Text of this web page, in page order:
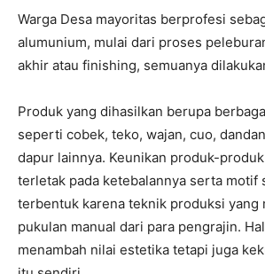
Warga Desa mayoritas berprofesi
alumunium, mulai dari proses
akhir atau finishing, semuanya
Produk yang dihasilkan berupa
seperti cobek, teko, wajan, cuo,
dapur lainnya. Keunikan produk-
terletak pada ketebalannya serta motif
terbentuk karena teknik produksi yang
pukulan manual dari para pengrajin.
menambah nilai estetika tetapi juga